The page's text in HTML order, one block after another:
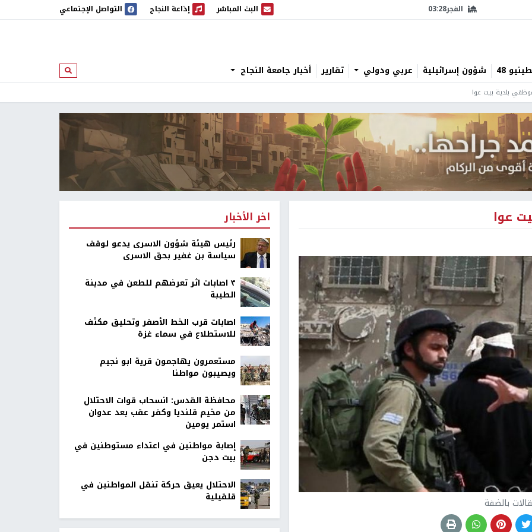
الفجر03:28 البث المباشر
البث المباشر إذاعة النجاح
إذاعة النجاح التواصل الإجتماعي
48 شؤون إسرائيلية عربي ودولي تقارير أخبار جامعة النجاح ابحث
بلدية بيت عوا
عوا
بالضفة
اخر الأخبار
رئيس هيئة شؤون الاسرى يدعو لوقف
سياسة بن غفير بحق الاسرى
٣ اصابات اثر تعرضهم للطعن في مدينة
الطيبة
اصابات قرب الخط الأصفر وتحليق مكثف
للاستطلاع في سماء غزة
مستعمرون يهاجمون قرية ابو نجيم
ويصيبون مواطنا
محافظة القدس: انسحاب قوات الاحتلال
من مخيم قلنديا وكفر عقب بعد عدوان
استمر يومين
إصابة مواطنين في اعتداء مستوطنين في
بيت دجن
الاحتلال يعيق حركة تنقل المواطنين في
قلقيلية